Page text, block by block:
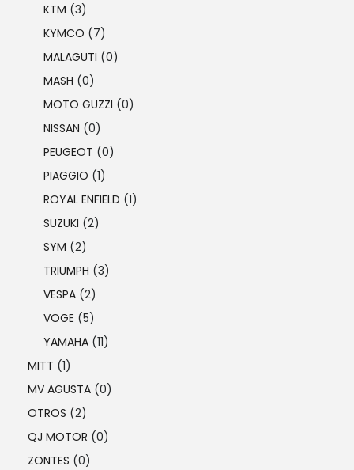
KTM (3)
KYMCO (7)
MALAGUTI (0)
MASH (0)
MOTO GUZZI (0)
NISSAN (0)
PEUGEOT (0)
PIAGGIO (1)
ROYAL ENFIELD (1)
SUZUKI (2)
SYM (2)
TRIUMPH (3)
VESPA (2)
VOGE (5)
YAMAHA (11)
MITT (1)
MV AGUSTA (0)
OTROS (2)
QJ MOTOR (0)
ZONTES (0)